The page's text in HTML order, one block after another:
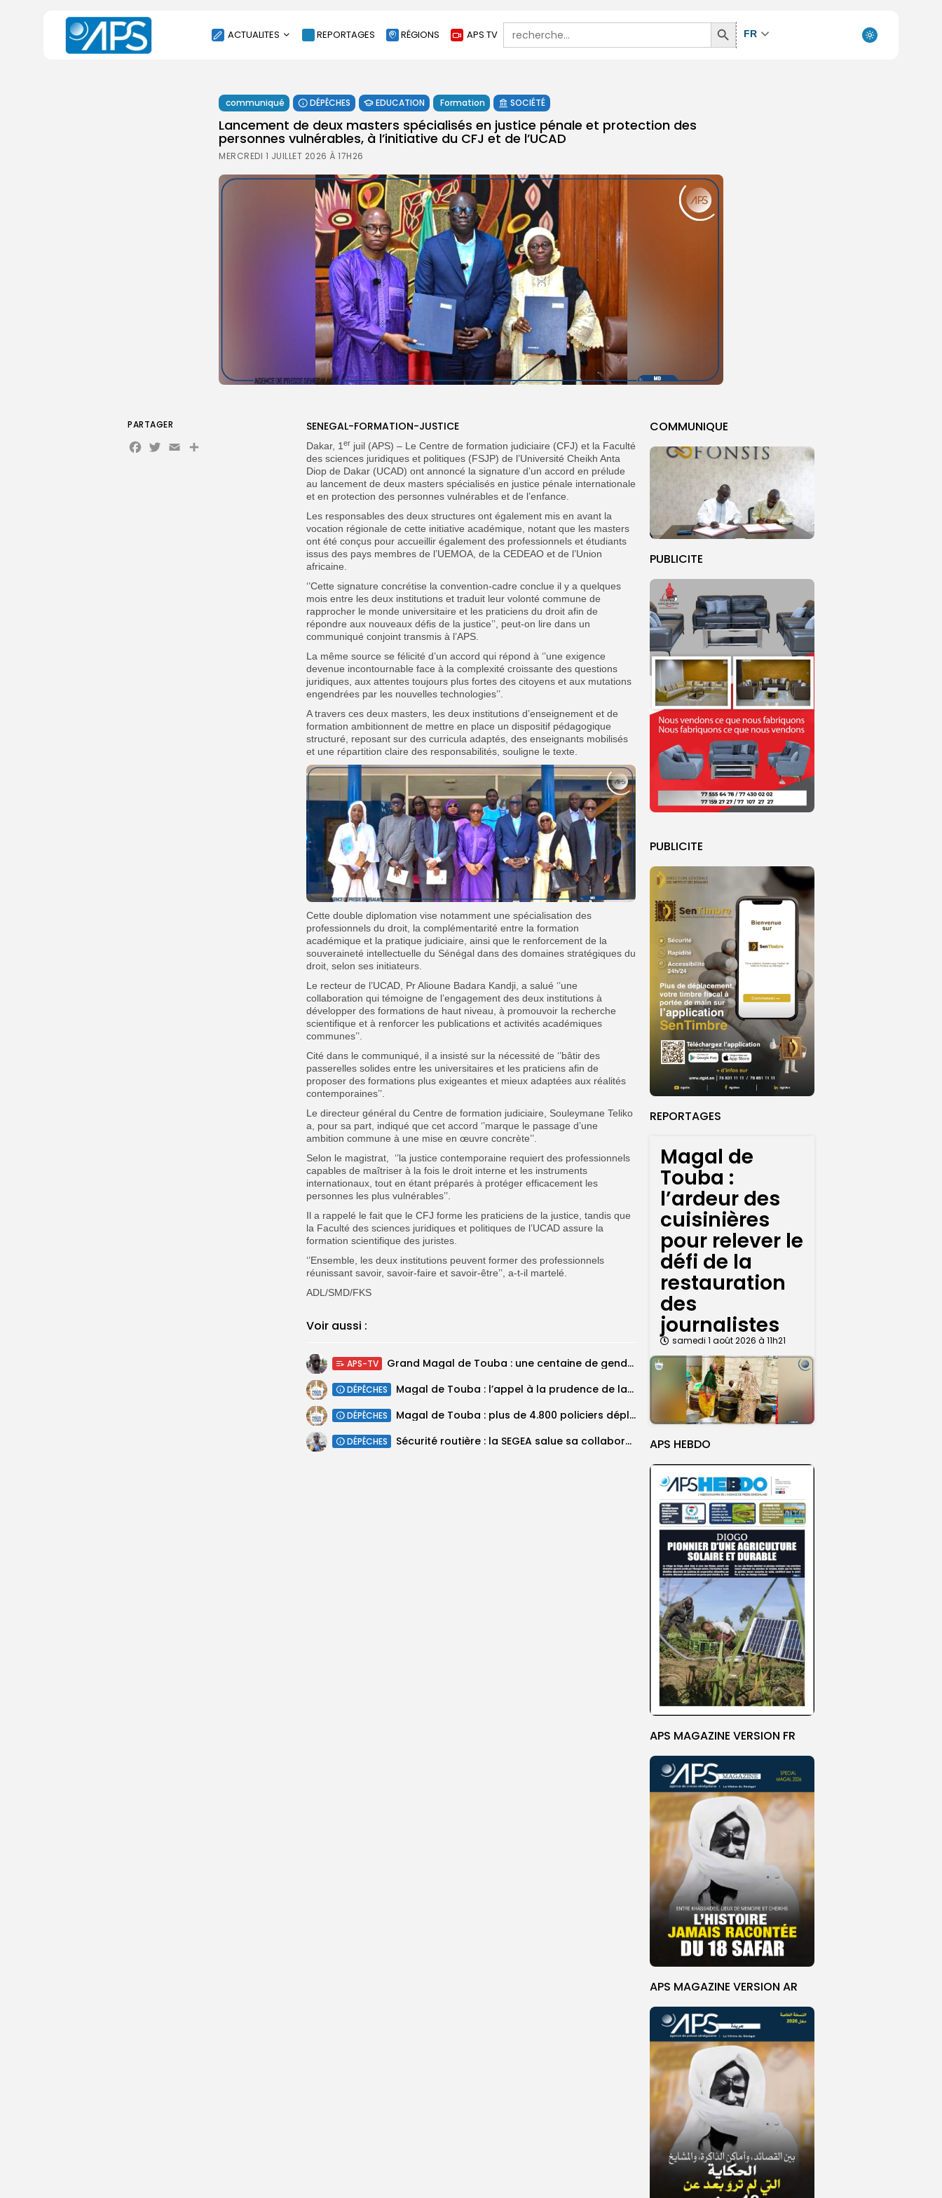
ACTUALITES
SOCIÉTÉ
ÉCONOMIE
CULTURE
REPORTAGES RÉGIONS APS TV
Search
for:
Search
Button
FR
communiqué DÉPÊCHES EDUCATION Formation SOCIÉTÉ
Lancement de deux masters spécialisés en justice pénale et protection des
personnes vulnérables, à l’initiative du CFJ et de l’UCAD
MERCREDI 1 JUILLET 2026 À 17H26
COMMUNIQUE
PUBLICITE
PUBLICITE
REPORTAGES
Magal de
Touba :
l’ardeur des
cuisinières
pour relever le
défi de la
restauration
des
journalistes
samedi 1 août 2026 à 11h21
APS HEBDO
APS MAGAZINE VERSION FR
APS MAGAZINE VERSION AR
SENEGAL-FORMATION-JUSTICE
Dakar, 1 er juil (APS) – Le Centre de formation judiciaire (CFJ) et la Faculté
des sciences juridiques et politiques (FSJP) de l’Université Cheikh Anta
Diop de Dakar (UCAD) ont annoncé la signature d’un accord en prélude
au lancement de deux masters spécialisés en justice pénale internationale
et en protection des personnes vulnérables et de l’enfance.
Les responsables des deux structures ont également mis en avant la
vocation régionale de cette initiative académique, notant que les masters
ont été conçus pour accueillir également des professionnels et étudiants
issus des pays membres de l’UEMOA, de la CEDEAO et de l’Union
africaine.
‘’Cette signature concrétise la convention-cadre conclue il y a quelques
mois entre les deux institutions et traduit leur volonté commune de
rapprocher le monde universitaire et les praticiens du droit afin de
répondre aux nouveaux défis de la justice’’, peut-on lire dans un
communiqué conjoint transmis à l’APS.
La même source se félicité d’un accord qui répond à ‘’une exigence
devenue incontournable face à la complexité croissante des questions
juridiques, aux attentes toujours plus fortes des citoyens et aux mutations
engendrées par les nouvelles technologies’’.
A travers ces deux masters, les deux institutions d’enseignement et de
formation ambitionnent de mettre en place un dispositif pédagogique
structuré, reposant sur des curricula adaptés, des enseignants mobilisés
et une répartition claire des responsabilités, souligne le texte.
Cette double diplomation vise notamment une spécialisation des
professionnels du droit, la complémentarité entre la formation
académique et la pratique judiciaire, ainsi que le renforcement de la
souveraineté intellectuelle du Sénégal dans des domaines stratégiques du
droit, selon ses initiateurs.
Le recteur de l’UCAD, Pr Alioune Badara Kandji, a salué ‘’une
collaboration qui témoigne de l’engagement des deux institutions à
développer des formations de haut niveau, à promouvoir la recherche
scientifique et à renforcer les publications et activités académiques
communes’’.
Cité dans le communiqué, il a insisté sur la nécessité de ‘’bâtir des
passerelles solides entre les universitaires et les praticiens afin de
proposer des formations plus exigeantes et mieux adaptées aux réalités
contemporaines’’.
Le directeur général du Centre de formation judiciaire, Souleymane Teliko
a, pour sa part, indiqué que cet accord ‘’marque le passage d’une
ambition commune à une mise en œuvre concrète’’.
Selon le magistrat, ‘’la justice contemporaine requiert des professionnels
capables de maîtriser à la fois le droit interne et les instruments
internationaux, tout en étant préparés à protéger efficacement les
personnes les plus vulnérables’’.
Il a rappelé le fait que le CFJ forme les praticiens de la justice, tandis que
la Faculté des sciences juridiques et politiques de l’UCAD assure la
formation scientifique des juristes.
‘’Ensemble, les deux institutions peuvent former des professionnels
réunissant savoir, savoir-faire et savoir-être’’, a-t-il martelé.
ADL/SMD/FKS
Voir aussi :
APS-TV Grand Magal de Touba : une centaine de gendarmes mobilisés sur les...
DÉPÊCHES Magal de Touba : l’appel à la prudence de la Police sur...
DÉPÊCHES Magal de Touba : plus de 4.800 policiers déployés pour sécuriser les...
DÉPÊCHES Sécurité routière : la SEGEA salue sa collaboration avec la gendarmerie, sur...
PARTAGER
Facebook
Twitter
Email